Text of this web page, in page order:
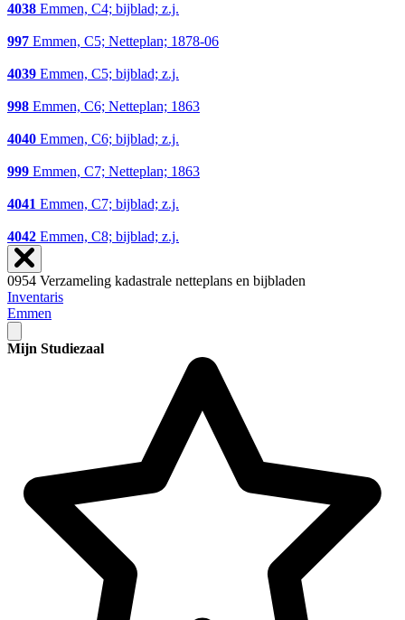
4038 Emmen, C4; bijblad; z.j.
997 Emmen, C5; Netteplan; 1878-06
4039 Emmen, C5; bijblad; z.j.
998 Emmen, C6; Netteplan; 1863
4040 Emmen, C6; bijblad; z.j.
999 Emmen, C7; Netteplan; 1863
4041 Emmen, C7; bijblad; z.j.
4042 Emmen, C8; bijblad; z.j.
0954 Verzameling kadastrale netteplans en bijbladen
Inventaris
Emmen
Mijn Studiezaal